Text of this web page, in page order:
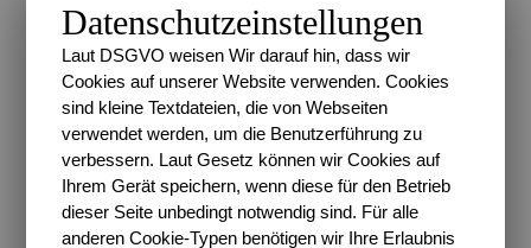
ALLTAGSCHAOS,BLOGSPHÄRE
Unsere Glücksmomente
26/2020 – Es sind
Sommerferien
Sari / 26. Juni 2020 / 0 Kommentare
Datenschutzeinstellungen
Laut DSGVO weisen Wir darauf hin, dass wir
Cookies auf unserer Website verwenden. Cookies
sind kleine Textdateien, die von Webseiten
verwendet werden, um die Benutzerführung zu
verbessern. Laut Gesetz können wir Cookies auf
Ihrem Gerät speichern, wenn diese für den Betrieb
dieser Seite unbedingt notwendig sind. Für alle
anderen Cookie-Typen benötigen wir Ihre Erlaubnis